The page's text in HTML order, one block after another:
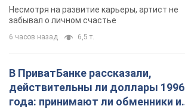
Несмотря на развитие карьеры, артист не
забывал о личном счастье
6 часов назад 6,5 т.
В ПриватБанке рассказали,
действительны ли доллары 1996
года: принимают ли обменники и